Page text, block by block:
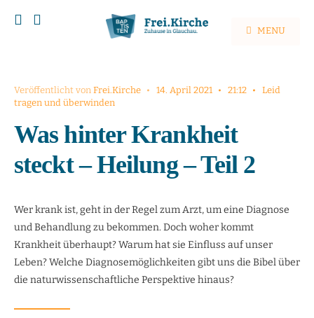
MENU
Veröffentlicht von Frei.Kirche • 14. April 2021 • 21:12 •
Leid
tragen und überwinden
Was hinter Krankheit
steckt – Heilung – Teil 2
Wer krank ist, geht in der Regel zum Arzt, um eine Diagnose
und Behandlung zu bekommen. Doch woher kommt
Krankheit überhaupt? Warum hat sie Einfluss auf unser
Leben? Welche Diagnosemöglichkeiten gibt uns die Bibel über
die naturwissenschaftliche Perspektive hinaus?